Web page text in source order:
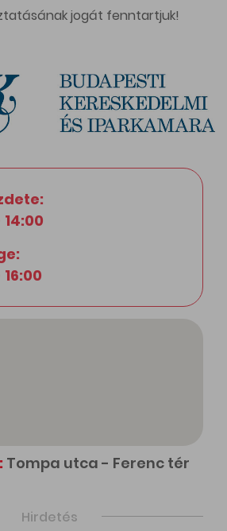
jogát fenntartjuk!
Tompa utca - Ferenc tér
Hirdetés